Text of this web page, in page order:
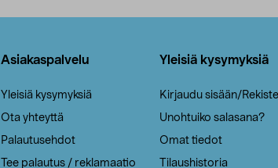
Asiakaspalvelu
Yleisiä kysymyksiä
Ota yhteyttä
Palautusehdot
Tee palautus / reklamaatio
Yleisiä kysymyksiä
Kirjaudu sisään/
Unohtuiko salasana?
Omat tiedot
Tilaushistoria